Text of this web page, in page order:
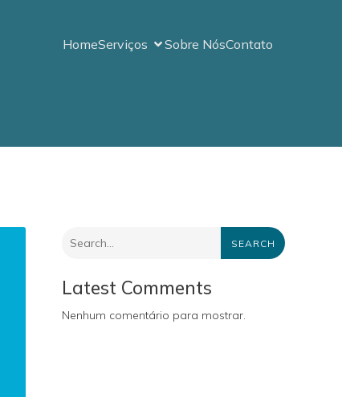
HomeServiços Sobre NósContato
SEARCH
Latest Comments
Nenhum comentário para mostrar.